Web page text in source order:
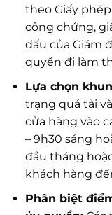
theo Giấy
công chứng,
dấu của Giám
quyền đi làm
Lựa chọn
trạng quá tải
cửa hàng vào
– 9h30 sáng
đầu tháng
khách hàng
Phân biệt